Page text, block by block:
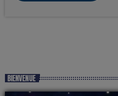
BIENVENUE